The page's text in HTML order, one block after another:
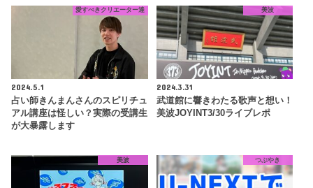
愛すべきクリエーター達
2024.5.1
占い師きんまんさんのスピリチュ
アル講座は怪しい？実際の受講生
が大暴露します
美波
2024.3.31
武道館に響きわたる歌声と想い！
美波JOYINT3/30ライブレポ
美波 つぶやき